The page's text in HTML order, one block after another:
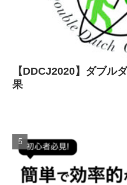
【DDCJ2020】ダブル
果